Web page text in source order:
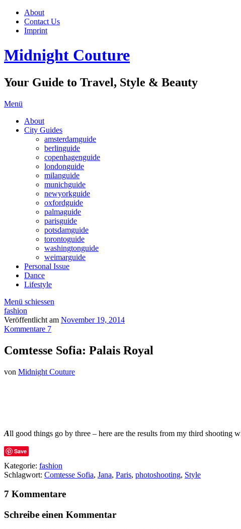
About
Contact Us
Imprint
Midnight Couture
Your Guide to Travel, Style & Beauty
Menü
About
City Guides
amsterdamguide
berlinguide
copenhagenguide
londonguide
milanguide
munichguide
newyorkguide
oxfordguide
palmaguide
parisguide
potsdamguide
torontoguide
washingtonguide
weimarguide
Personal Issue
Dance
Lifestyle
Menü schiessen
fashion
Veröffentlicht am November 19, 2014
Kommentare 7
Comtesse Sofia: Palais Royal
von Midnight Couture
All good things go by three – here are the results from my third shooting
Save
Kategorie: fashion
Schlagwort: Comtesse Sofia, Jana, Paris, photoshooting, Style
7 Kommentare
Schreibe einen Kommentar